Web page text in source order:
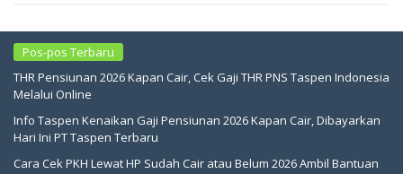
Pos-pos Terbaru
THR Pensiunan 2026 Kapan Cair, Cek Gaji THR PNS Taspen Indonesia
Melalui Online
Info Taspen Kenaikan Gaji Pensiunan 2026 Kapan Cair, Dibayarkan
Hari Ini PT Taspen Terbaru
Cara Cek PKH Lewat HP Sudah Cair atau Belum 2026 Ambil Bantuan